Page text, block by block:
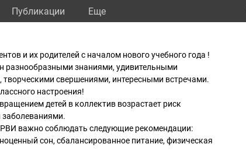
Публикации Eще
и их родителей с началом нового учебного года !
разнообразными знаниями, удивительными
свершениями, интересными встречами.
настроения!
детей в коллектив возрастает риск
важно соблюдать следующие рекомендации:
сон, сбалансированное питание, физическая